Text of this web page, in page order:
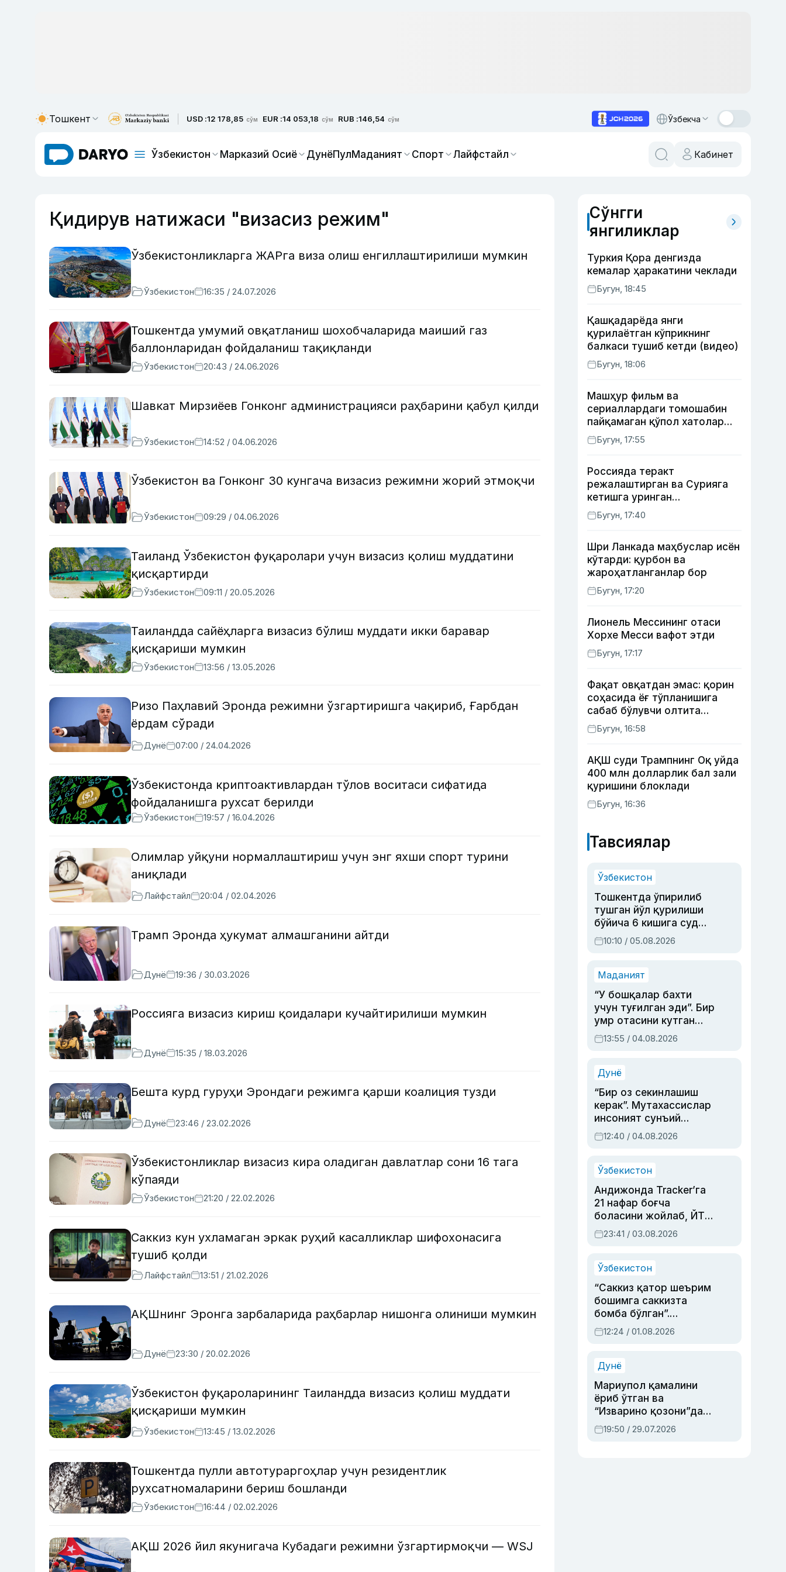
Тошкент USD :12 178,85 сўм EUR :14 053,18 сўм RUB :146,54 сўм Ўзбекча
Ўзбекистон Марказий Осиё ДунёПулМаданият Спорт Лайфстайл Кабинет
Қидирув натижаси "визасиз режим"
Ўзбекистонликларга ЖАРга виза олиш енгиллаштирилиши мумкин
Ўзбекистон 16:35 / 24.07.2026
Тошкентда умумий овқатланиш шохобчаларида маиший газ
баллонларидан фойдаланиш тақиқланди
Ўзбекистон 20:43 / 24.06.2026
Шавкат Мирзиёев Гонконг администрацияси раҳбарини қабул қилди
Ўзбекистон 14:52 / 04.06.2026
Ўзбекистон ва Гонконг 30 кунгача визасиз режимни жорий этмоқчи
Ўзбекистон 09:29 / 04.06.2026
Таиланд Ўзбекистон фуқаролари учун визасиз қолиш муддатини
қисқартирди
Ўзбекистон 09:11 / 20.05.2026
Таиландда сайёҳларга визасиз бўлиш муддати икки баравар
қисқариши мумкин
Ўзбекистон 13:56 / 13.05.2026
Ризо Паҳлавий Эронда режимни ўзгартиришга чақириб, Ғарбдан
ёрдам сўради
Дунё 07:00 / 24.04.2026
Ўзбекистонда криптоактивлардан тўлов воситаси сифатида
фойдаланишга рухсат берилди
Ўзбекистон 19:57 / 16.04.2026
Олимлар уйқуни нормаллаштириш учун энг яхши спорт турини
аниқлади
Лайфстайл 20:04 / 02.04.2026
Трамп Эронда ҳукумат алмашганини айтди
Дунё 19:36 / 30.03.2026
Россияга визасиз кириш қоидалари кучайтирилиши мумкин
Дунё 15:35 / 18.03.2026
Бешта курд гуруҳи Эрондаги режимга қарши коалиция тузди
Дунё 23:46 / 23.02.2026
Ўзбекистонликлар визасиз кира оладиган давлатлар сони 16 тага
кўпаяди
Ўзбекистон 21:20 / 22.02.2026
Саккиз кун ухламаган эркак руҳий касалликлар шифохонасига
тушиб қолди
Лайфстайл 13:51 / 21.02.2026
АҚШнинг Эронга зарбаларида раҳбарлар нишонга олиниши мумкин
Дунё 23:30 / 20.02.2026
Ўзбекистон фуқароларининг Таиландда визасиз қолиш муддати
қисқариши мумкин
Ўзбекистон 13:45 / 13.02.2026
Тошкентда пулли автотураргоҳлар учун резидентлик
рухсатномаларини бериш бошланди
Ўзбекистон 16:44 / 02.02.2026
АҚШ 2026 йил якунигача Кубадаги режимни ўзгартирмоқчи — WSJ
Сўнгги
янгиликлар
Туркия Қора денгизда
кемалар ҳаракатини чеклади
Бугун, 18:45
Қашқадарёда янги
қурилаётган кўприкнинг
балкаси тушиб кетди (видео)
Бугун, 18:06
Машҳур фильм ва
сериаллардаги томошабин
пайқамаган қўпол хатолар
(фото)
Бугун, 17:55
Россияда теракт
режалаштирган ва Сурияга
кетишга уринган
сурхондарёлик 4 нафар йигит
қамалди
Бугун, 17:40
Шри Ланкада маҳбуслар исён
кўтарди: қурбон ва
жароҳатланганлар бор
Бугун, 17:20
Лионель Мессининг отаси
Хорхе Месси вафот этди
Бугун, 17:17
Фақат овқатдан эмас: қорин
соҳасида ёғ тўпланишига
сабаб бўлувчи олтита
зарарли одат
Бугун, 16:58
АҚШ суди Трампнинг Оқ уйда
400 млн долларлик бал зали
қуришини блоклади
Бугун, 16:36
Тавсиялар
Ўзбекистон
Тошкентда ўпирилиб
тушган йўл қурилиши
бўйича 6 кишига суд
ҳукми ўқилди
10:10 / 05.08.2026
Маданият
“У бошқалар бахти
учун туғилган эди”. Бир
умр отасини кутган
актриса ва дубльяж
устаси Римма
синовларга тўла ҳаёти
13:55 / 04.08.2026
Дунё
“Бир оз секинлашиш
керак”. Мутахассислар
инсоният сунъий
интеллектни бошқара
олмай қолишидан
12:40 / 04.08.2026
Ўзбекистон
Андижонда Tracker’га
21 нафар боғча
боласини жойлаб, ЙТҲ
содир этган аёлга суд
ҳукми ўқилди
23:41 / 03.08.2026
Ўзбекистон
“Саккиз қатор шеърим
бошимга саккизта
бомба бўлган”.
Абдулла Ориповни
сиёсий айбловлардан
12:24 / 01.08.2026
Дунё
Мариупол қамалини
ёриб ўтган ва
“Изварино қозони”дан
чиққан қаҳрамон —
Украина армияси бош
19:50 / 29.07.2026